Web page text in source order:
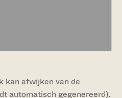
kan afwijken van de
automatisch gegenereerd).